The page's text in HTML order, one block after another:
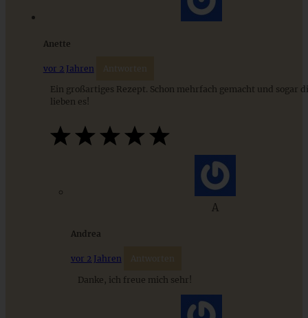
Einfaches Rezept für eine gelingsichere Sauce Hollandaise
ohne Wasserbad
9 saisonale Rezepte im August – die besten Ideen mit Obst
Anette
vor 2 Jahren Antworten
Ein großartiges Rezept. Schon mehrfach gemacht und sogar
lieben es!
A
Andrea
vor 2 Jahren Antworten
Danke, ich freue mich sehr!